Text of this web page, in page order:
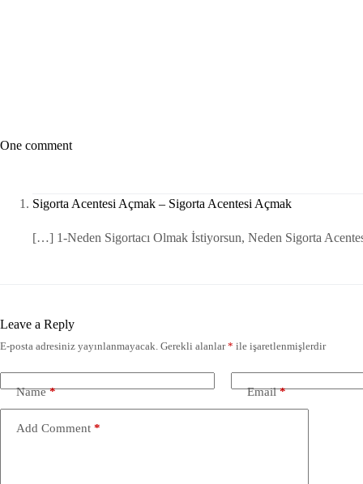
One comment
Sigorta Acentesi Açmak – Sigorta Acentesi Açmak
[…] 1-Neden Sigortacı Olmak İstiyorsun, Neden Sigorta
Leave a Reply
E-posta adresiniz yayınlanmayacak. Gerekli alanlar* ile işaretlenmişlerdir
Name* Email*
Add Comment *